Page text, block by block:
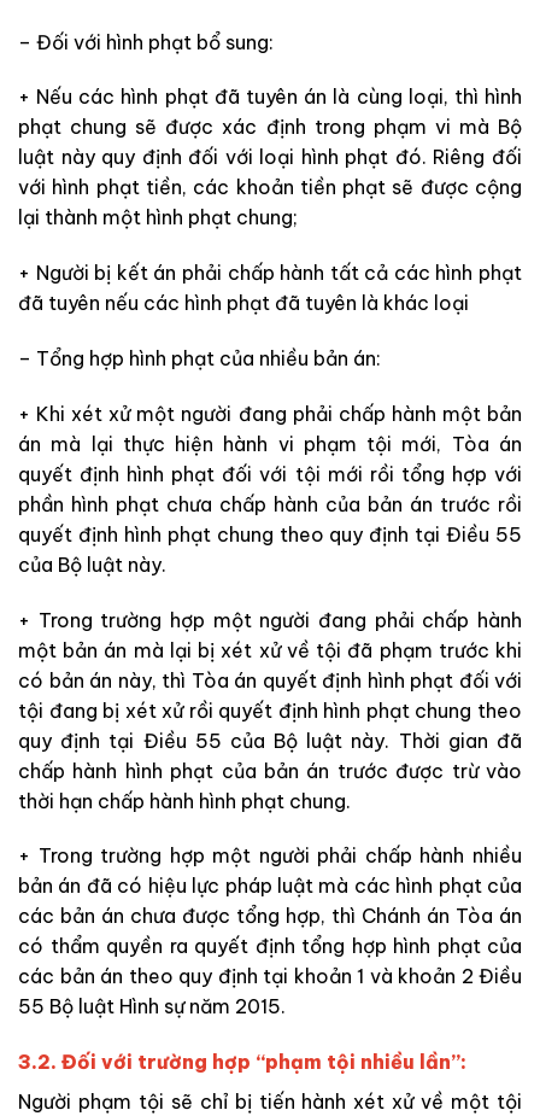
– Đối với hình phạt bổ sung:
+ Nếu các hình phạt đã tuyên án là cùng loại, thì hình
phạt chung sẽ được xác định trong phạm vi mà Bộ
luật này quy định đối với loại hình phạt đó. Riêng đối
với hình phạt tiền, các khoản tiền phạt sẽ được cộng
lại thành một hình phạt chung;
+ Người bị kết án phải chấp hành tất cả các hình phạt
đã tuyên nếu các hình phạt đã tuyên là khác loại
– Tổng hợp hình phạt của nhiều bản án:
+ Khi xét xử một người đang phải chấp hành một bản
án mà lại thực hiện hành vi phạm tội mới, Tòa án
quyết định hình phạt đối với tội mới rồi tổng hợp với
phần hình phạt chưa chấp hành của bản án trước rồi
quyết định hình phạt chung theo quy định tại Điều 55
của Bộ luật này.
+ Trong trường hợp một người đang phải chấp hành
một bản án mà lại bị xét xử về tội đã phạm trước khi
có bản án này, thì Tòa án quyết định hình phạt đối với
tội đang bị xét xử rồi quyết định hình phạt chung theo
quy định tại Điều 55 của Bộ luật này. Thời gian đã
chấp hành hình phạt của bản án trước được trừ vào
thời hạn chấp hành hình phạt chung.
+ Trong trường hợp một người phải chấp hành nhiều
bản án đã có hiệu lực pháp luật mà các hình phạt của
các bản án chưa được tổng hợp, thì Chánh án Tòa án
có thẩm quyền ra quyết định tổng hợp hình phạt của
các bản án theo quy định tại khoản 1 và khoản 2 Điều
55 Bộ luật Hình sự năm 2015.
3.2. Đối với trường hợp “phạm tội nhiều lần”:
Người phạm tội sẽ chỉ bị tiến hành xét xử về một tội